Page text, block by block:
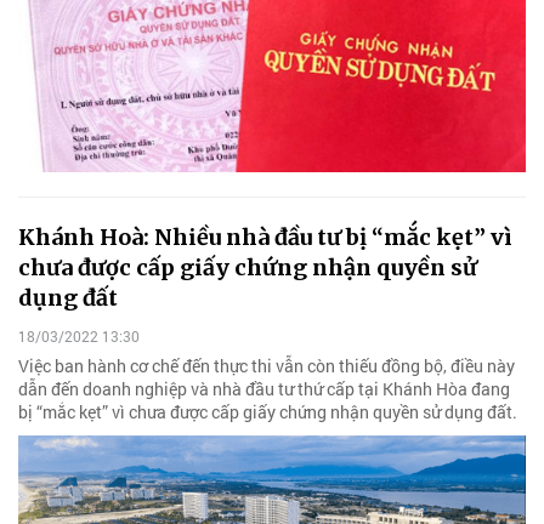
Khánh Hoà: Nhiều nhà đầu tư bị “mắc kẹt” vì
chưa được cấp giấy chứng nhận quyền sử
dụng đất
18/03/2022 13:30
Việc ban hành cơ chế đến thực thi vẫn còn thiếu đồng bộ, điều này
dẫn đến doanh nghiệp và nhà đầu tư thứ cấp tại Khánh Hòa đang
bị “mắc kẹt” vì chưa được cấp giấy chứng nhận quyền sử dụng đất.